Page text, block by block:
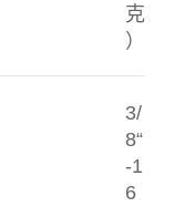
克
）
3/
8“
-1
6